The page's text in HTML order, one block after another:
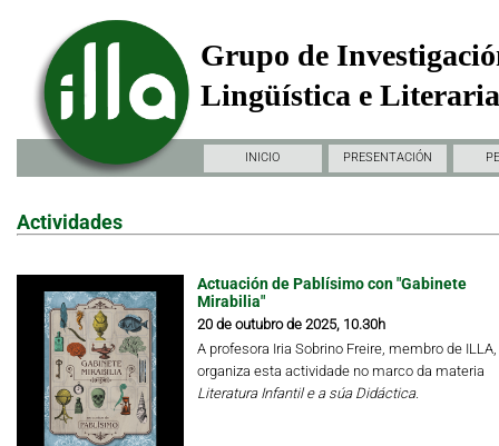
Grupo de
Lingüística e
INICIO PRESENTACIÓN
Actividades
Actuación de Pablísimo con "Gabinete
Mirabilia"
20 de outubro de 2025, 10.30h
A profesora Iria Sobrino Freire, membro de ILLA,
organiza esta actividade no marco da materia
Literatura Infantil e a súa Didáctica.